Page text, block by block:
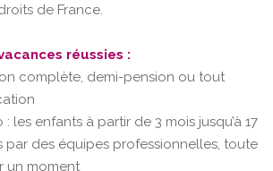
de France.
réussies :
complète, demi-pension ou tout
: les enfants à partir de 3 mois jusqu’à 17
par des équipes professionnelles, toute
un moment